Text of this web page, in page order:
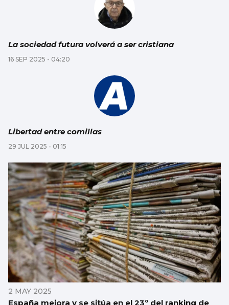
La sociedad futura volverá a ser cristiana
16 SEP 2025 - 04:20
Libertad entre comillas
29 JUL 2025 - 01:15
2 MAY 2025
España mejora y se sitúa en el 23º del ranking de